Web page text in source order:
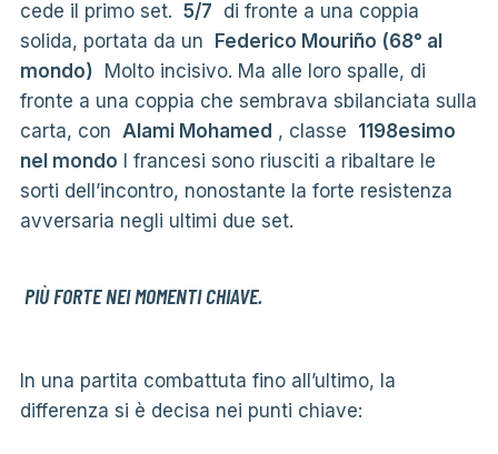
cede il primo set. 5/7 di fronte a una coppia
solida, portata da un Federico Mouriño (68° al
mondo) Molto incisivo. Ma alle loro spalle, di
fronte a una coppia che sembrava sbilanciata sulla
carta, con Alami Mohamed , classe 1198esimo
nel mondo I francesi sono riusciti a ribaltare le
sorti dell’incontro, nonostante la forte resistenza
avversaria negli ultimi due set.
PIÙ FORTE NEI MOMENTI CHIAVE.
In una partita combattuta fino all’ultimo, la
differenza si è decisa nei punti chiave: